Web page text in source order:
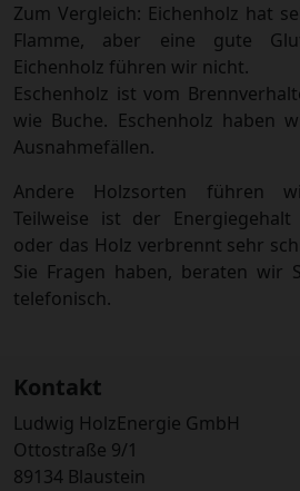
Zum Vergleich: Eichenholz hat
Flamme, aber eine gute
Eichenholz führen wir nicht.
Eschenholz ist vom
wie Buche. Eschenholz haben
Ausnahmefällen.
Andere Holzsorten führen
Teilweise ist der Energiegehalt
oder das Holz verbrennt sehr
Sie Fragen haben, beraten wir
telefonisch.
Kontakt
Ludwig HolzEnergie GmbH
Ottostraße 9/1
89134 Blaustein